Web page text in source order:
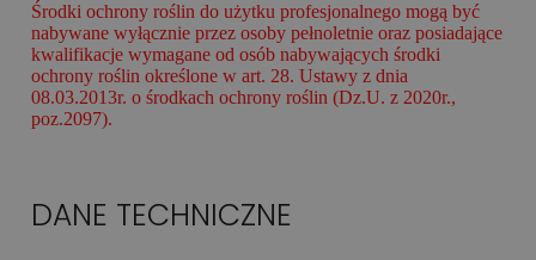
Środki ochrony roślin do użytku profesjonalnego mogą być
nabywane wyłącznie przez osoby pełnoletnie oraz posiadające
kwalifikacje wymagane od osób nabywających środki
ochrony roślin określone w art. 28. Ustawy z dnia
08.03.2013r. o środkach ochrony roślin (Dz.U. z 2020r.,
poz.2097).
DANE TECHNICZNE